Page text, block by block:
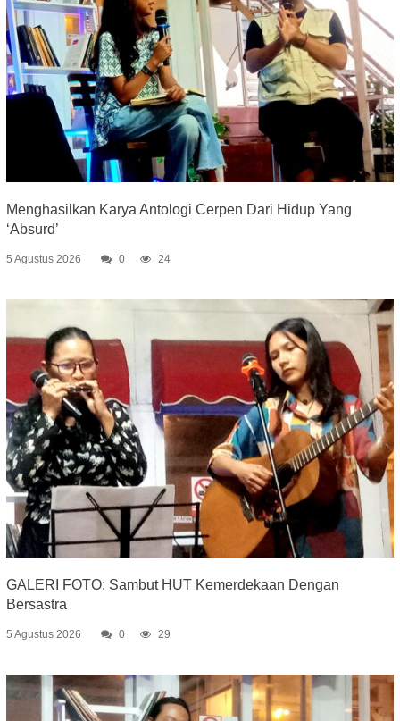
Menghasilkan Karya Antologi Cerpen Dari Hidup Yang
‘Absurd’
5 Agustus 2026 0 24
GALERI FOTO: Sambut HUT Kemerdekaan Dengan
Bersastra
5 Agustus 2026 0 29